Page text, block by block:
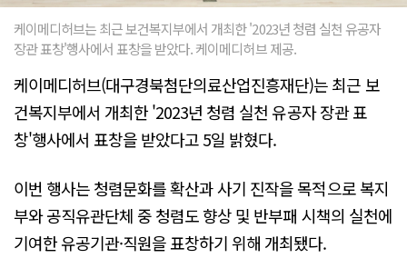
케이메디허브는 최근 보건복지부에서 개최한 '2023년 청렴 실천 유공자
장관 표창'행사에서 표창을 받았다. 케이메디허브 제공.
케이메디허브(대구경북첨단의료산업진흥재단)는 최근 보
건복지부에서 개최한 '2023년 청렴 실천 유공자 장관 표
창'행사에서 표창을 받았다고 5일 밝혔다.
이번 행사는 청렴문화를 확산과 사기 진작을 목적으로 복지
부와 공직유관단체 중 청렴도 향상 및 반부패 시책의 실천에
기여한 유공기관·직원을 표창하기 위해 개최됐다.